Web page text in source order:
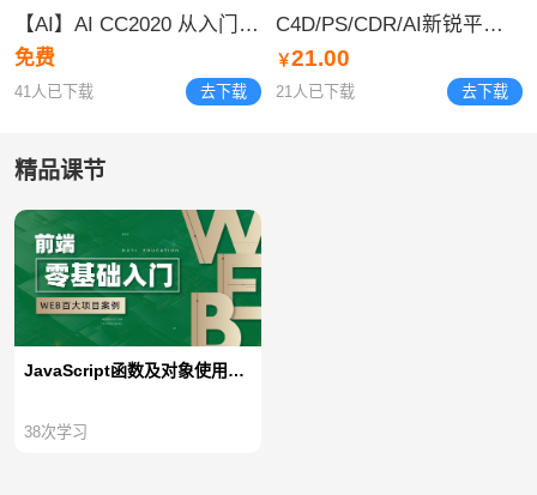
【AI】AI CC2020 从入门到精通视频合集
免费
41人已下载 去下载
C4D/PS/CDR/AI新锐平面视觉设计 字体设计 logo
￥21.00
21人已下载 去下载
精品课节
JavaScript函数及对象使用【不加密视频】
38次学习